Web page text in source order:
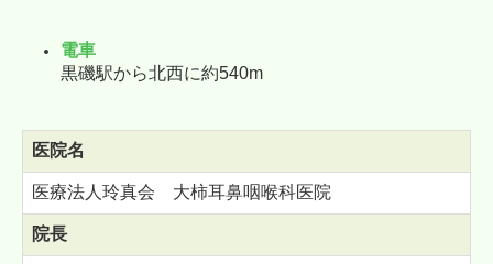
電車
黒磯駅から北西に約540m
医院名
医療法人玲真会 大柿耳鼻咽喉科医院
院長